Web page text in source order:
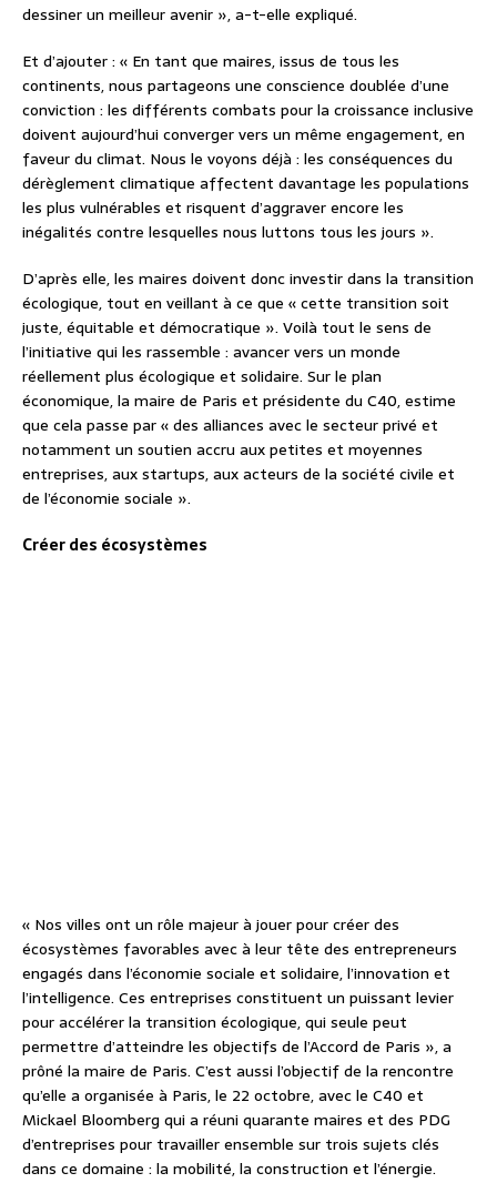
dessiner un meilleur avenir », a-t-elle expliqué.
Et d’ajouter : « En tant que maires, issus de tous les
continents, nous partageons une conscience doublée d’une
conviction : les différents combats pour la croissance inclusive
doivent aujourd’hui converger vers un même engagement, en
faveur du climat. Nous le voyons déjà : les conséquences du
dérèglement climatique affectent davantage les populations
les plus vulnérables et risquent d’aggraver encore les
inégalités contre lesquelles nous luttons tous les jours ».
D’après elle, les maires doivent donc investir dans la transition
écologique, tout en veillant à ce que « cette transition soit
juste, équitable et démocratique ». Voilà tout le sens de
l’initiative qui les rassemble : avancer vers un monde
réellement plus écologique et solidaire. Sur le plan
économique, la maire de Paris et présidente du C40, estime
que cela passe par « des alliances avec le secteur privé et
notamment un soutien accru aux petites et moyennes
entreprises, aux startups, aux acteurs de la société civile et
de l’économie sociale ».
Créer des écosystèmes
« Nos villes ont un rôle majeur à jouer pour créer des
écosystèmes favorables avec à leur tête des entrepreneurs
engagés dans l’économie sociale et solidaire, l’innovation et
l’intelligence. Ces entreprises constituent un puissant levier
pour accélérer la transition écologique, qui seule peut
permettre d’atteindre les objectifs de l’Accord de Paris », a
prôné la maire de Paris. C’est aussi l’objectif de la rencontre
qu’elle a organisée à Paris, le 22 octobre, avec le C40 et
Mickael Bloomberg qui a réuni quarante maires et des PDG
d’entreprises pour travailler ensemble sur trois sujets clés
dans ce domaine : la mobilité, la construction et l’énergie.